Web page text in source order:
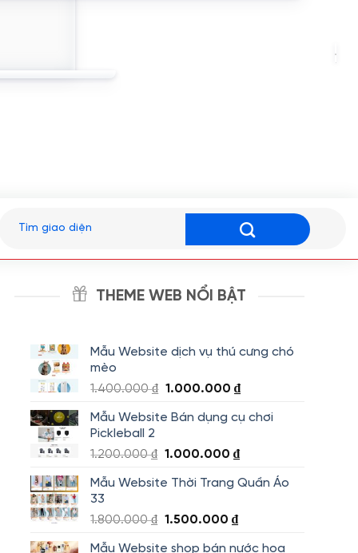
kiếm:
THEME WEB NỔI BẬT
Mẫu Website dịch vụ thú cưng chó
mèo
1.400.000₫ Giá
là:
1.000.000₫Giá
tại
1.000.000 ₫.
Mẫu Website Bán dụng cụ chơi
Pickleball 2
1.200.000₫ Giá
là:
1.000.000₫Giá
tại
Mẫu Website Thời Trang Quần Áo
33
1.800.000₫ Giá
1.500.000₫Giá
Mẫu Website shop bán nước hoa